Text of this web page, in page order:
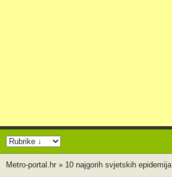
Metro-portal.hr » 10 najgorih svjetskih epidemija